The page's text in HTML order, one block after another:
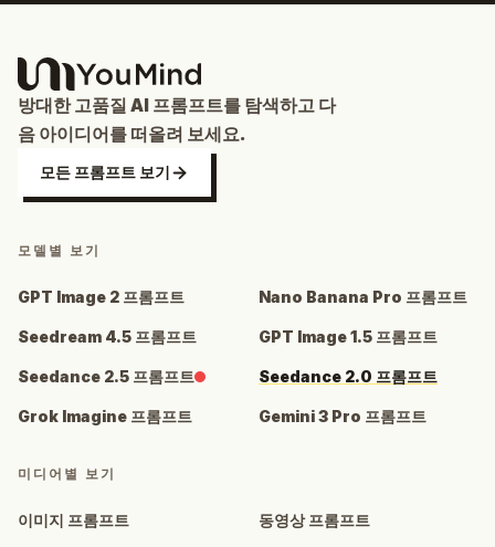
방대한 고품질 AI 프롬프트를 탐색하고 다
음 아이디어를 떠올려 보세요.
모든 프롬프트 보기
모델별 보기
GPT Image 2 프롬프트 Nano Banana Pro 프롬프트
Seedream 4.5 프롬프트 GPT Image 1.5 프롬프트
Seedance 2.5 프롬프트 Seedance 2.0 프롬프트
Grok Imagine 프롬프트 Gemini 3 Pro 프롬프트
미디어별 보기
이미지 프롬프트 동영상 프롬프트